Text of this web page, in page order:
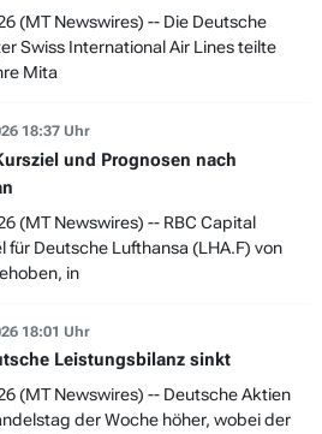
(MT Newswires) -- Die Deutsche
Swiss International Air Lines teilte
Mita
18:37 Uhr
und Prognosen nach
(MT Newswires) -- RBC Capital
für Deutsche Lufthansa (LHA.F) von
in
18:01 Uhr
Leistungsbilanz sinkt
(MT Newswires) -- Deutsche Aktien
der Woche höher, wobei der